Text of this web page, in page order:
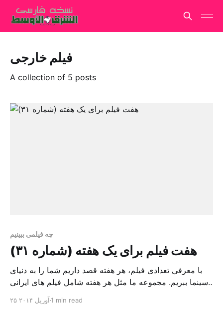
فیلم خارجی
A collection of 5 posts
چه فیلمی ببینیم
هفت فیلم برای یک هفته (شماره ۳۱)
با معرفی تعدادی فیلم، هر هفته قصد داریم شما را به دنیای
سینما ببریم. مجموعه ما مثل هر هفته شامل فیلم های ایرانی
و چند فیلم از سینمای جهان است؛ فیلم های ایرانی مثل:
“قصه ها” فیلم دیگری از آثار ماندگار “بنی اعتماد” و فیلم
۲۵ آوریل ۲۰۱۴ 1 min read